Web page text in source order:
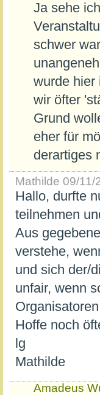
Ja sehe
schwer
wurde hier
wir öfter
Grund
eher für
derartiges
Mathilde 09/11/
Hallo, durfte
teilnehmen
Aus
verstehe,
und sich der/
unfair, wenn
Hoffe noch
lg
Mathilde
Amadeus